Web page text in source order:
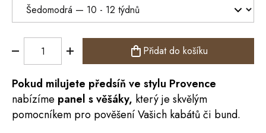
Přidat do košíku
Pokud milujete předsíň ve stylu Provence
nabízíme panel s věšáky, který je skvělým
pomocníkem pro pověšení Vašich kabátů či bund.